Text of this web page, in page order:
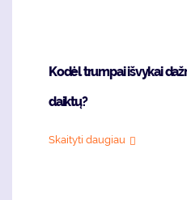
Kodėl trumpai išvykai
daiktų?
Skaityti daugiau